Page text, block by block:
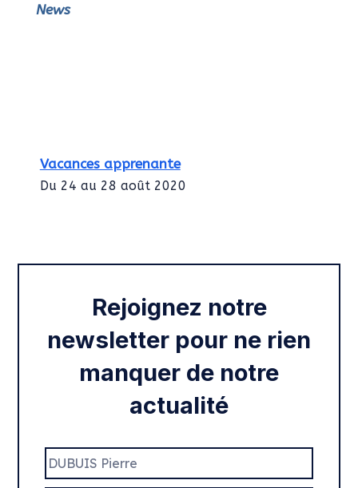
News
Vacances apprenante
Du 24 au 28 août 2020
Rejoignez notre
newsletter pour ne rien
manquer de notre
actualité